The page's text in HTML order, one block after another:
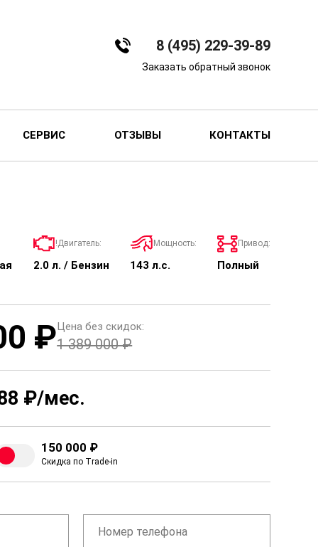
8 (495) 229-39-89
Заказать обратный звонок
СЕРВИС ОТЗЫВЫ КОНТАКТЫ
!Двигатель:
2.0 л. / Бензин
Мощность:
143 л.с.
Привод:
Полный
₽Цена без скидок:
1 389 000 ₽
₽/мес.
150 000 ₽
Скидка по Trade-in